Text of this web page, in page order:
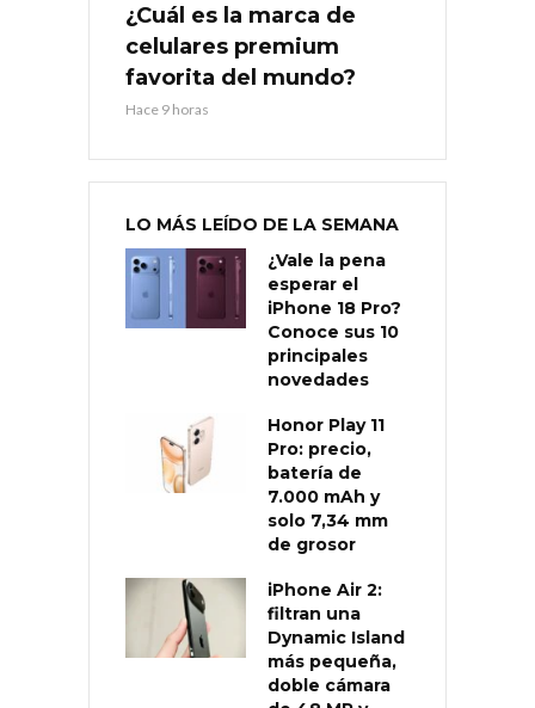
¿Cuál es la marca de
celulares premium
favorita del mundo?
Hace 9 horas
LO MÁS LEÍDO DE LA SEMANA
¿Vale la pena
esperar el
iPhone 18 Pro?
Conoce sus 10
principales
novedades
Honor Play 11
Pro: precio,
batería de
7.000 mAh y
solo 7,34 mm
de grosor
iPhone Air 2:
filtran una
Dynamic Island
más pequeña,
doble cámara